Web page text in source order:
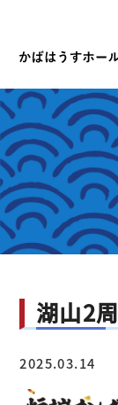
湖山2
2025.03.14